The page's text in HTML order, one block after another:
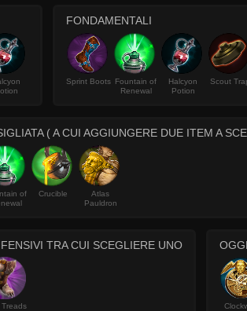
FONDAMENTALI
Sprint Boots Fountain of
Renewal
Halcyon
Potion
Scout
( A CUI AGGIUNGERE DUE ITEM A
of
Crucible
Atlas
Pauldron
TRA CUI SCEGLIERE UNO
Treads